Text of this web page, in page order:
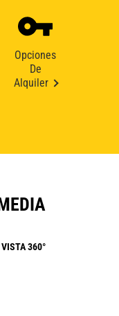
Opciones
De
Alquiler
VISTA 360°